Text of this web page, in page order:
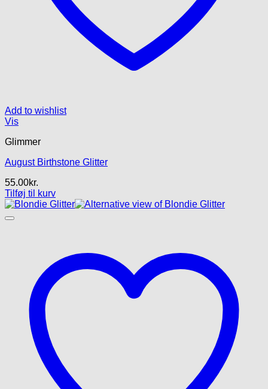
Add to wishlist
Vis
Glimmer
August Birthstone Glitter
55.00kr.
Tilføj til kurv